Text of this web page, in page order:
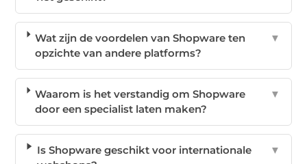
Wat zijn de voordelen van Shopware ten
opzichte van andere platforms?
▼
Waarom is het verstandig om Shopware
door een specialist laten maken?
▼
Is Shopware geschikt voor internationale
▼